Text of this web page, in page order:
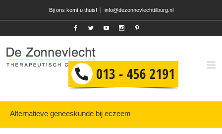
Bij ons komt u thuis! info@dezonnevlechttilburg.nl
Alternatieve geneeskunde bij eczeem